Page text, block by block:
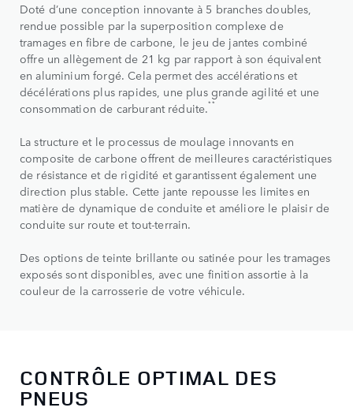
Doté d’une conception innovante à 5 branches doubles,
rendue possible par la superposition complexe de
tramages en fibre de carbone, le jeu de jantes combiné
offre un allègement de 21 kg par rapport à son équivalent
en aluminium forgé. Cela permet des accélérations et
décélérations plus rapides, une plus grande agilité et une
consommation de carburant réduite.**
La structure et le processus de moulage innovants en
composite de carbone offrent de meilleures caractéristiques
de résistance et de rigidité et garantissent également une
direction plus stable. Cette jante repousse les limites en
matière de dynamique de conduite et améliore le plaisir de
conduite sur route et tout-terrain.
Des options de teinte brillante ou satinée pour les tramages
exposés sont disponibles, avec une finition assortie à la
couleur de la carrosserie de votre véhicule.
CONTRÔLE OPTIMAL DES
PNEUS